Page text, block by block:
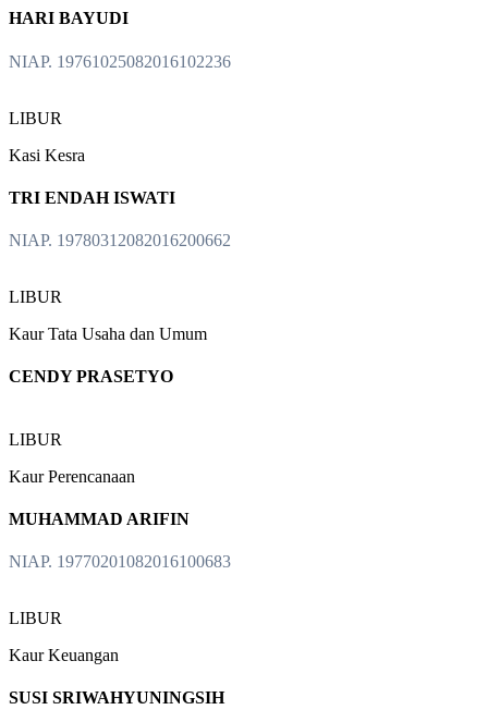
HARI BAYUDI
NIAP. 19761025082016102236
LIBUR
Kasi Kesra
TRI ENDAH ISWATI
NIAP. 19780312082016200662
LIBUR
Kaur Tata Usaha dan Umum
CENDY PRASETYO
LIBUR
Kaur Perencanaan
MUHAMMAD ARIFIN
NIAP. 19770201082016100683
LIBUR
Kaur Keuangan
SUSI SRIWAHYUNINGSIH